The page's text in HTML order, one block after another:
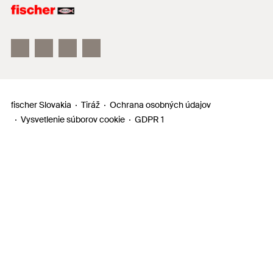
Upevňovacie systémy
fischer Slovakia Tiráž
Ochrana osobných údajov
Vysvetlenie súborov cookie
GDPR 1